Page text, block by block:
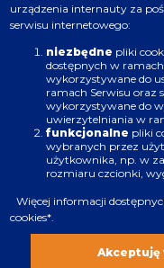
urządzenia internauty za
serwisu internetowego:
niezbędne pliki
dostępnych w
wykorzystywane do
ramach Serwisu oraz
wykorzystywane do
uwierzytelniania w
funkcjonalne pliki
wybranych przez
użytkownika, np. w
rozmiaru czcionki,
Więcej informacji
cookies*.
Akceptuję